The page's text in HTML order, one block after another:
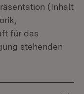
(Inhalt
für das
stehenden